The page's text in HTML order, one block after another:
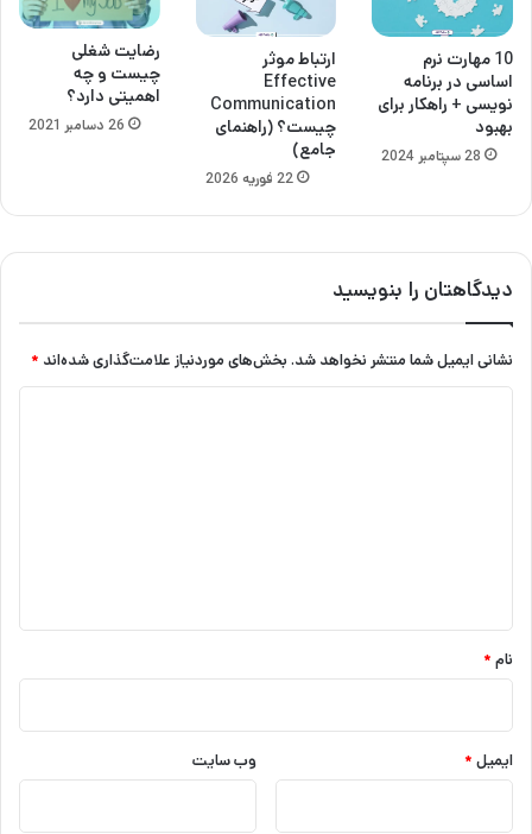
10 مهارت نرم
اساسی در برنامه
نویسی + راهکار برای
بهبود
28 سپتامبر 2024
ارتباط موثر
Effective
Communication
چیست؟ (راهنمای
جامع)
22 فوریه 2026
رضایت شغلی
چیست و چه
اهمیتی دارد؟
26 دسامبر 2021
دیدگاهتان را بنویسید
نشانی ایمیل شما منتشر نخواهد شد. بخش‌های موردنیاز علامت‌گذاری شده‌اند *
نام *
ایمیل * وب‌ سایت